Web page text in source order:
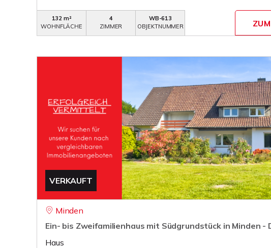
132 m²
WOHNFLÄCHE
4
ZIMMER
WB-613
OBJEKTNUMMER
VERKAUFT
Minden
Ein- bis Zweifamilienhaus mit Südgrundstück in Minden -
Haus